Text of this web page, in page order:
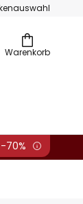
Warenkorb
70%